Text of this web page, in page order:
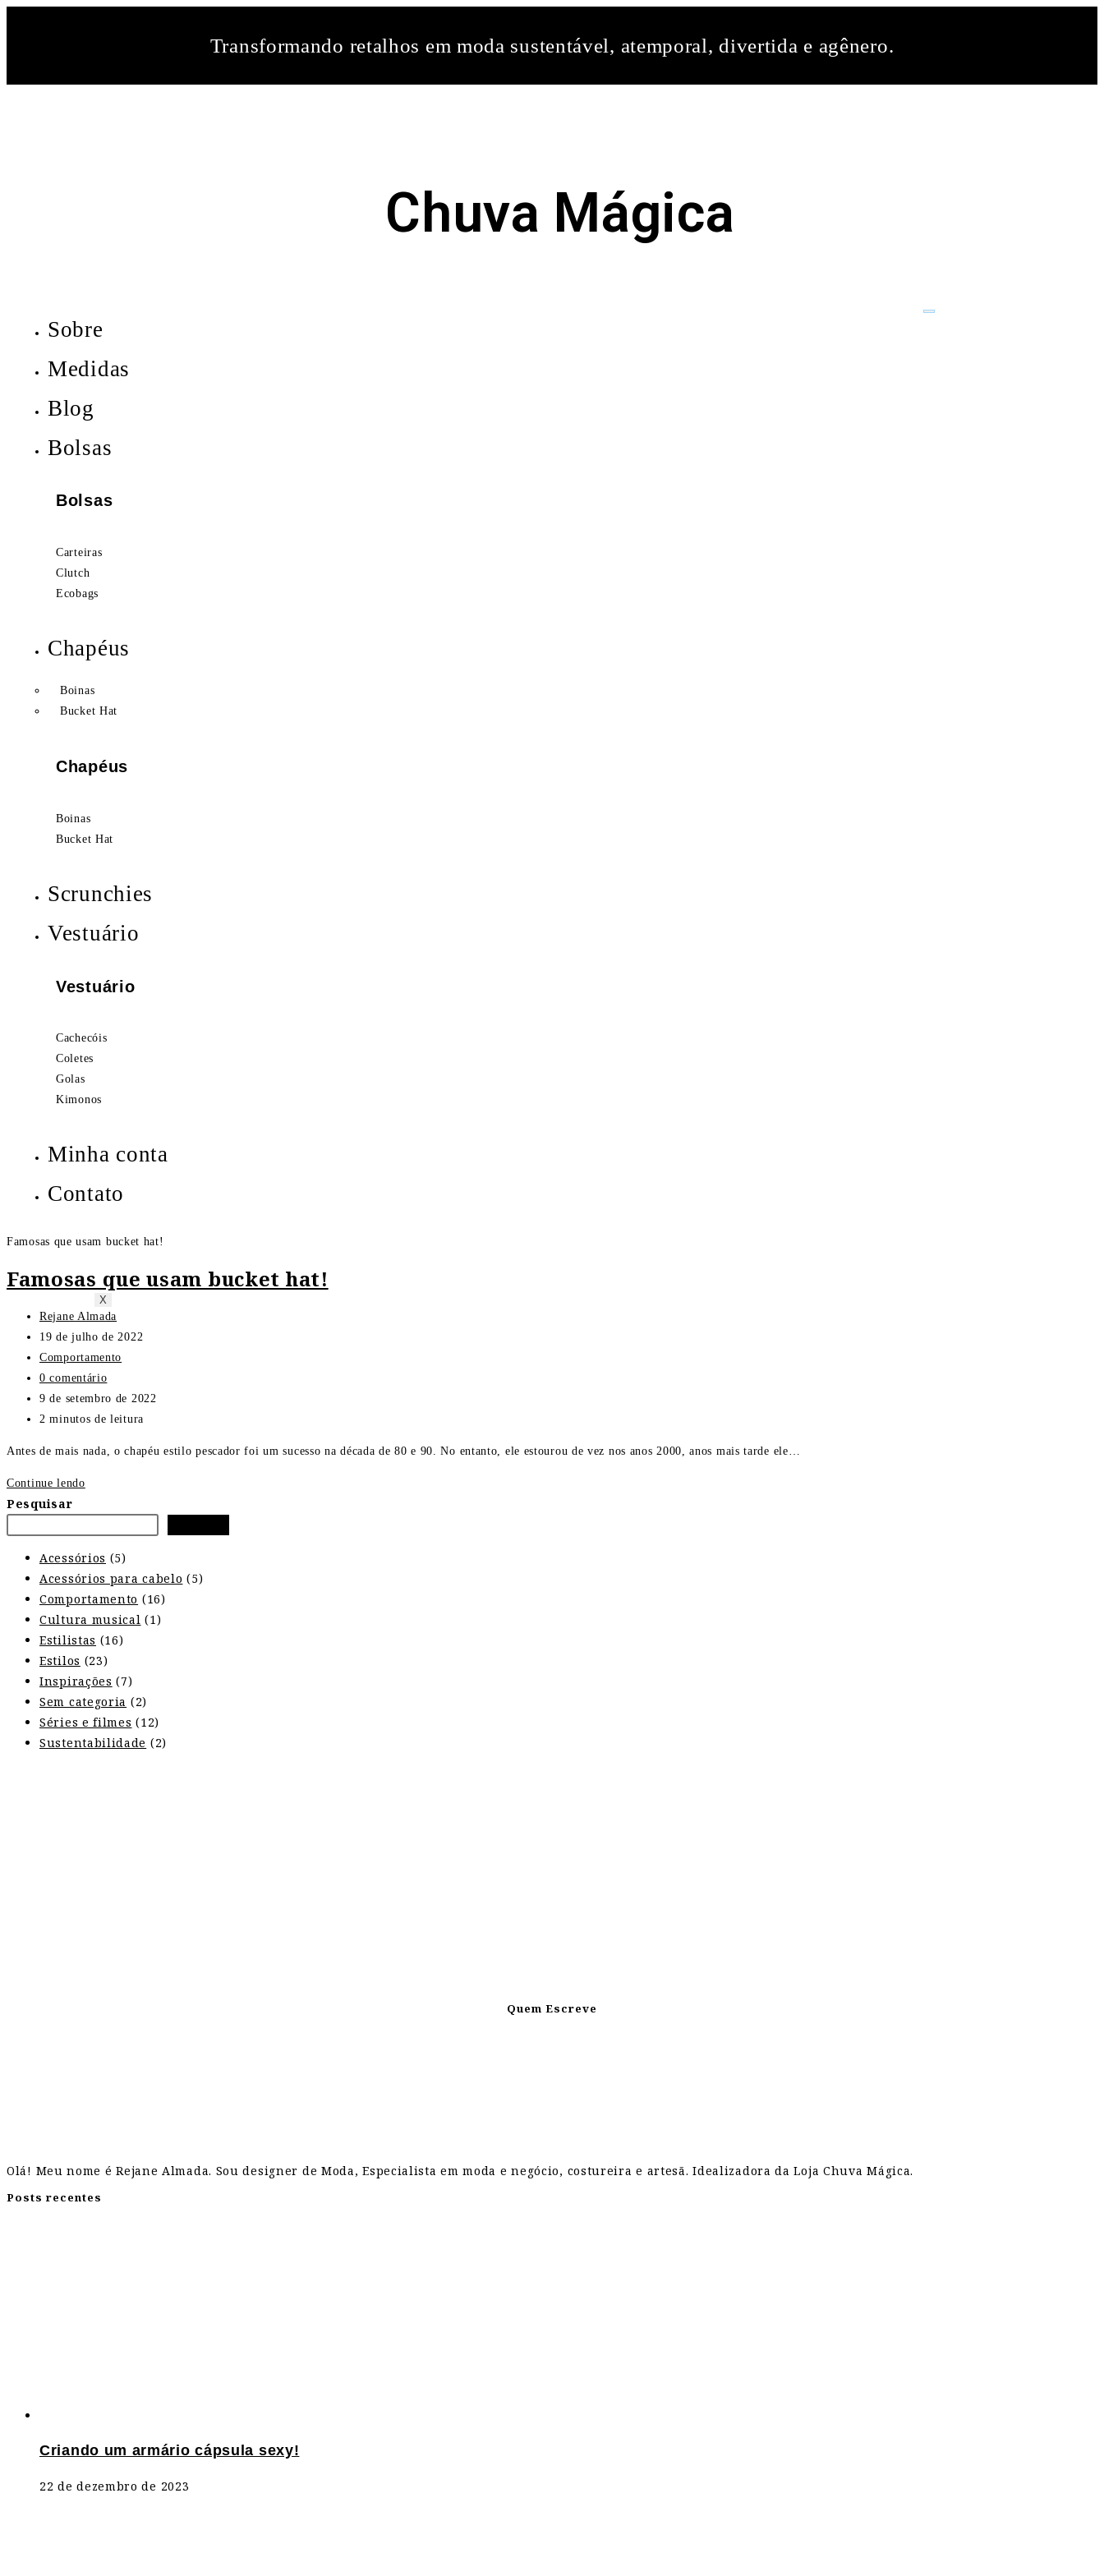
Transformando retalhos em moda sustentável, atemporal, divertida e agênero.
Chuva Mágica
Sobre
Medidas
Blog
Bolsas
Bolsas
Carteiras
Clutch
Ecobags
Chapéus
Boinas
Bucket Hat
Chapéus
Boinas
Bucket Hat
Scrunchies
Vestuário
Vestuário
Cachecóis
Coletes
Golas
Kimonos
Minha conta
Contato
X
Famosas que usam bucket hat!
Famosas que usam bucket hat!
Rejane Almada
19 de julho de 2022
Comportamento
0 comentário
9 de setembro de 2022
2 minutos de leitura
Antes de mais nada, o chapéu estilo pescador foi um sucesso na década de 80 e 90. No entanto, ele estourou de vez nos anos 2000, anos mais tarde ele…
Continue lendo
Pesquisar
Acessórios (5)
Acessórios para cabelo (5)
Comportamento (16)
Cultura musical (1)
Estilistas (16)
Estilos (23)
Inspirações (7)
Sem categoria (2)
Séries e filmes (12)
Sustentabilidade (2)
Quem Escreve
Olá! Meu nome é Rejane Almada. Sou designer de Moda, Especialista em moda e negócio, costureira e artesã. Idealizadora da Loja Chuva Mágica.
Posts recentes
Criando um armário cápsula sexy!
22 de dezembro de 2023